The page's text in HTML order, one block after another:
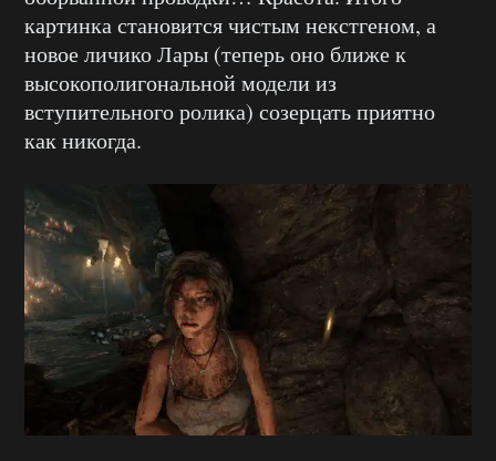
картинка становится чистым некстгеном, а
новое личико Лары (теперь оно ближе к
высокополигональной модели из
вступительного ролика) созерцать приятно
как никогда.